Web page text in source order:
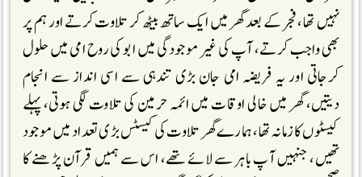
نہیں تھا، فجر کے بعد گھر میں ایک ساتھ بیٹھ کر تلاوت کرتے اور ہم پر
بھی واجب کرتے، آپ کی غیر موجودگی میں ابو کی روح امی میں حلول
کرجاتی اور یہ فریضہ امی جان بڑی تندہی سے اسی انداز سے انجام
دیتیں، گھر میں خالی اوقات میں ائمہ حرمین کی تلاوت لگی ہوتی، پہلے
کیسٹوں کازمانہ تھا، ہمارے گھر تلاوت کی کیسٹس بڑی تعداد میں موجود
تھیں، جنہیں آپ باہر سے لائے تھے، اس سے ہمیں قرآن پڑھنے کا